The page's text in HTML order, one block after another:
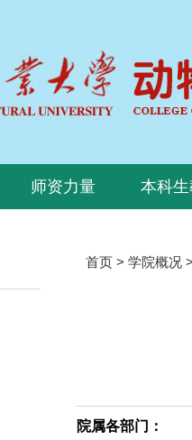
师资力量 本科
首页 > 学院概况
院属各部门：